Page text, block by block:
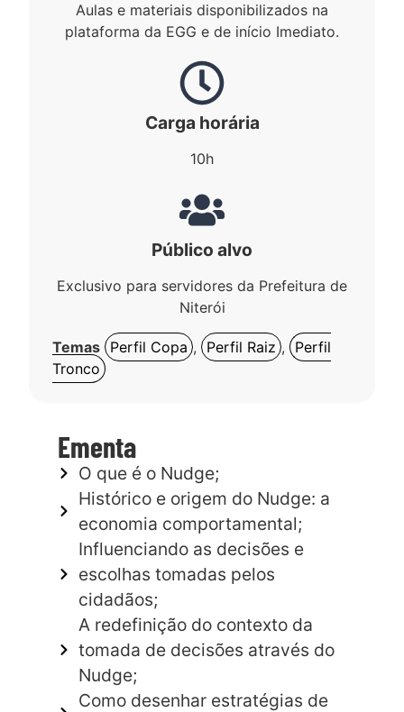
Aulas e materiais disponibilizados na
plataforma da EGG e de início Imediato.
Carga horária
10h
Público alvo
Exclusivo para servidores da Prefeitura de
Niterói
Temas Perfil Copa , Perfil Raiz ,
Perfil
Tronco
Ementa
O que é o Nudge;
Histórico e origem do Nudge: a
economia comportamental;
Influenciando as decisões e
escolhas tomadas pelos
cidadãos;
A redefinição do contexto da
tomada de decisões através do
Nudge;
Como desenhar estratégias de